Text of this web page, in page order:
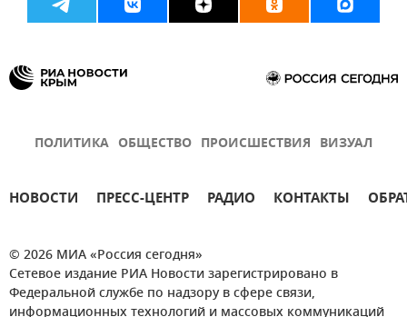
ПОЛИТИКА ОБЩЕСТВО ПРОИСШЕСТВИЯ ВИЗУАЛ
НОВОСТИ ПРЕСС-ЦЕНТР РАДИО КОНТАКТЫ
© 2026 МИА «Россия сегодня»
Сетевое издание РИА Новости зарегистрировано в
Федеральной службе по надзору в сфере связи,
информационных технологий и массовых коммуникаций